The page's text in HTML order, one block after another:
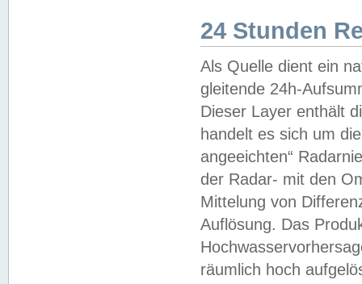
24 Stunden
Als Quelle dient ein
gleitende 24h-
Dieser Layer enthält
handelt es sich um
angeeichten“
der Radar- mit den
Mittelung von
Auflösung. Das
räumlich hoch